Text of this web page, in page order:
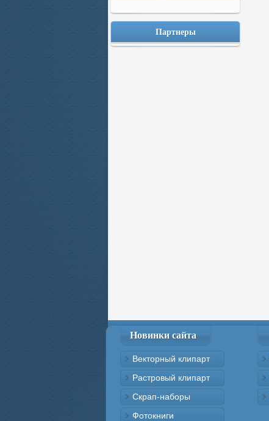
Партнеры
Новинки сайта
Векторный клипарт
Растровый клипарт
Скрап-наборы
Фотокниги